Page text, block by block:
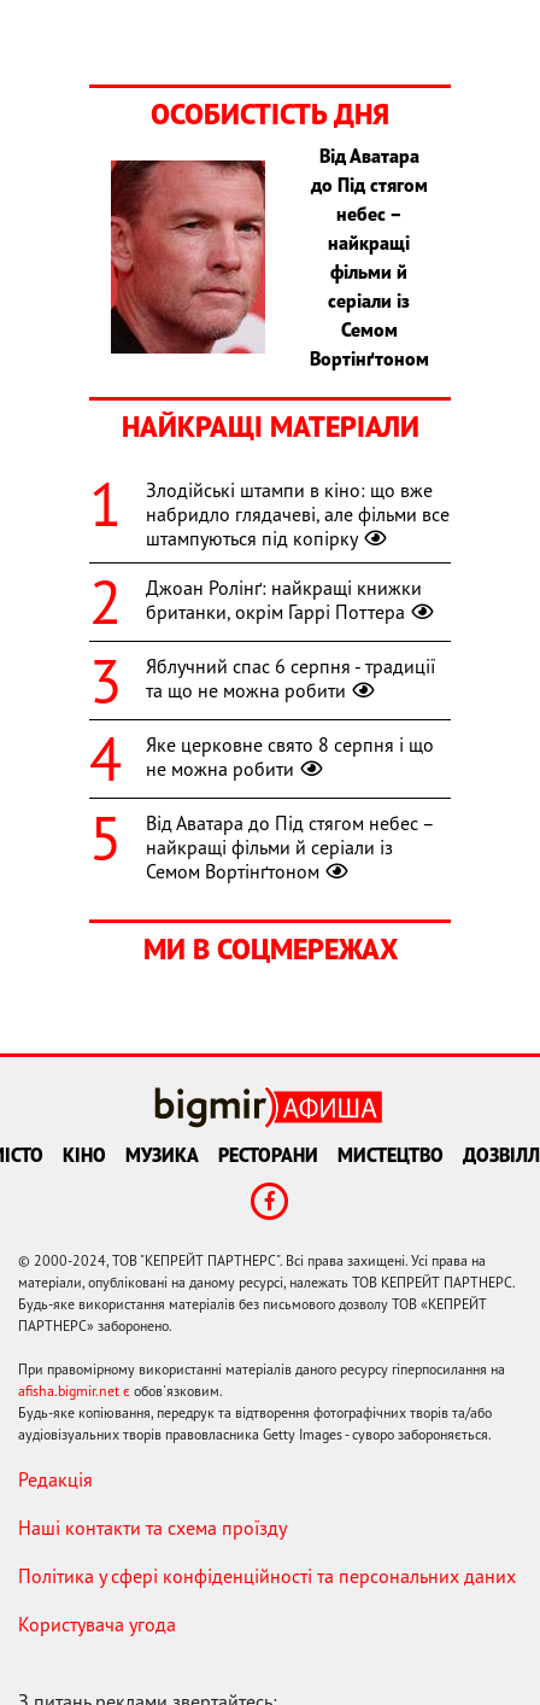
ОСОБИСТІСТЬ ДНЯ
Від Аватара
до Під стягом
небес –
найкращі
фільми й
серіали із
Семом
Вортінґтоном
НАЙКРАЩІ МАТЕРІАЛИ
Злодійські штампи в кіно: що вже
набридло глядачеві, але фільми все
штампуються під копірку
Джоан Ролінґ: найкращі книжки
британки, окрім Гаррі Поттера
Яблучний спас 6 серпня - традиції
та що не можна робити
Яке церковне свято 8 серпня і що
не можна робити
Від Аватара до Під стягом небес –
найкращі фільми й серіали із
Семом Вортінґтоном
МИ В СОЦМЕРЕЖАХ
КІНО МУЗИКА РЕСТОРАНИ МИСТЕЦТВО
© 2000-2024, ТОВ "КЕПРЕЙТ ПАРТНЕРС". Всі права захищені. Усі права на
матеріали, опубліковані на даному ресурсі, належать ТОВ КЕПРЕЙТ ПАРТНЕРС.
Будь-яке використання матеріалів без письмового дозволу ТОВ «КЕПРЕЙТ
ПАРТНЕРС» заборонено.
При правомірному використанні матеріалів даного ресурсу гіперпосилання на
afisha.bigmir.net є обов'язковим.
Будь-яке копіювання, передрук та відтворення фотографічних творів та/або
аудіовізуальних творів правовласника Getty Images - суворо забороняється.
Редакція
Наші контакти та схема проїзду
Політика у сфері конфіденційності та персональних даних
Користувача угода